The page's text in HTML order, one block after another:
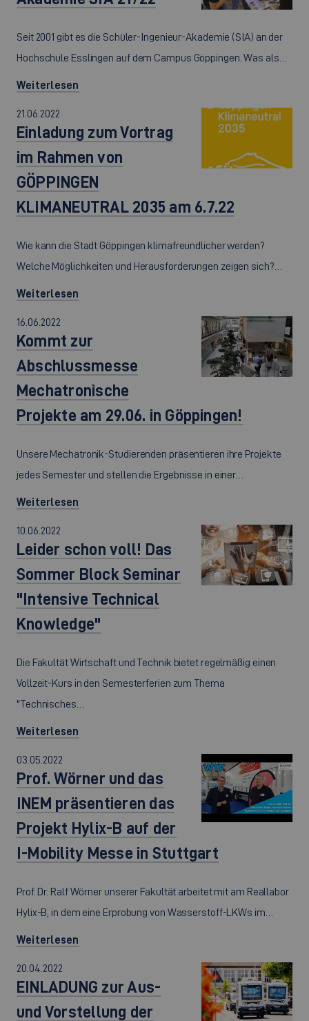
Seit 2001 gibt es die Schüler-Ingenieur-Akademie (SIA) an der
Hochschule Esslingen auf dem Campus Göppingen. Was als…
Weiterlesen
21.06.2022
Einladung zum Vortrag
im Rahmen von
GÖPPINGEN
KLIMANEUTRAL 2035 am 6.7.22
Wie kann die Stadt Göppingen klimafreundlicher werden?
Welche Möglichkeiten und Herausforderungen zeigen sich?…
Weiterlesen
16.06.2022
Kommt zur
Abschlussmesse
Mechatronische
Projekte am 29.06. in Göppingen!
Unsere Mechatronik-Studierenden präsentieren ihre Projekte
jedes Semester und stellen die Ergebnisse in einer…
Weiterlesen
10.06.2022
Leider schon voll! Das
Sommer Block Seminar
"Intensive Technical
Knowledge"
Die Fakultät Wirtschaft und Technik bietet regelmäßig einen
Vollzeit-Kurs in den Semesterferien zum Thema
"Technisches…
Weiterlesen
03.05.2022
Prof. Wörner und das
INEM präsentieren das
Projekt Hylix-B auf der
I-Mobility Messe in Stuttgart
Prof. Dr. Ralf Wörner unserer Fakultät arbeitet mit am Reallabor
Hylix-B, in dem eine Erprobung von Wasserstoff-LKWs im…
Weiterlesen
20.04.2022
EINLADUNG zur Aus-
und Vorstellung der